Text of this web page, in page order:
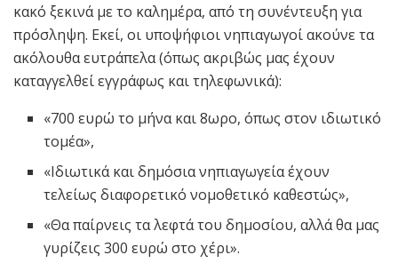
κακό ξεκινά με το καλημέρα, από τη συνέντευξη για
πρόσληψη. Εκεί, οι υποψήφιοι νηπιαγωγοί ακούνε τα
ακόλουθα ευτράπελα (όπως ακριβώς μας έχουν
καταγγελθεί εγγράφως και τηλεφωνικά):
«700 ευρώ το μήνα και 8ωρο, όπως στον ιδιωτικό
τομέα»,
«Ιδιωτικά και δημόσια νηπιαγωγεία έχουν
τελείως διαφορετικό νομοθετικό καθεστώς»,
«Θα παίρνεις τα λεφτά του δημοσίου, αλλά θα μας
γυρίζεις 300 ευρώ στο χέρι».